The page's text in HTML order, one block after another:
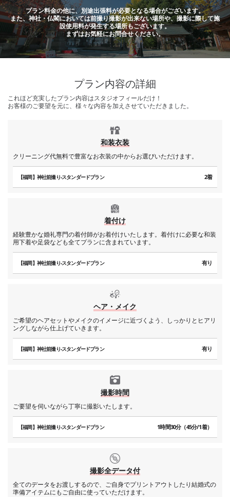
プラン料金の他に、別途出張料が必要となる場合がございます。
また、神社・仏閣においては前撮り撮影が出来ない場所や、撮影に際して施
設使用料が発生する場所もございます。
まずはお気軽にお問合せください。
プラン内容の詳細
これほど充実したプラン内容はスタジオフィールだけ！
お客様のご要望を元に、様々な内容を加えさせていただきました。
和装衣装
クリーニング代無料で豊富なお衣装の中からお選びいただけます。
【福岡】神社前撮り-スタンダードプラン 2着
着付け
経験豊かな婚礼専門の着付師がお着付けいたします。着付けに必要な和装
用下着や足袋なども全てプランに含まれています。
【福岡】神社前撮り-スタンダードプラン 有り
ヘア・メイク
ご希望のヘアセットやメイクのイメージに近づくよう、しっかりとヒアリ
ングしながら仕上げていきます。
【福岡】神社前撮り-スタンダードプラン 有り
撮影時間
ご要望を伺いながら丁寧に撮影いたします。
【福岡】神社前撮り-スタンダードプラン 1時間30分（45分/1着）
撮影全データ付
全てのデータをお渡しするので、ご自身でプリントアウトしたり結婚式の
準備アイテムにもご自由に使っていただけます。